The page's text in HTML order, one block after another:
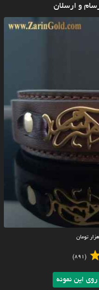
و ارسلان
هزار تومان
(891)
این نمونه